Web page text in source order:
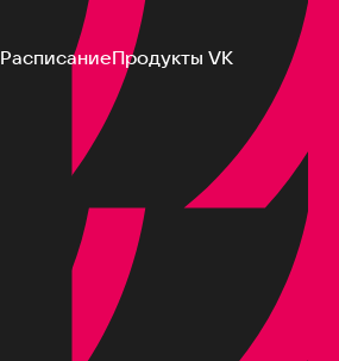
РасписаниеПродукты VK